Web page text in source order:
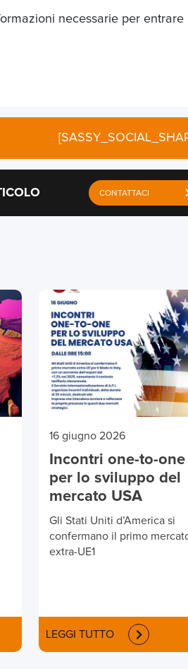
necessarie per entrare
CONTATTACI
16 giugno 2026
Incontri one-to-one
per lo sviluppo del
mercato USA
Gli Stati Uniti d’America si
confermano il primo
extra-UE1
LEGGI TUTTO